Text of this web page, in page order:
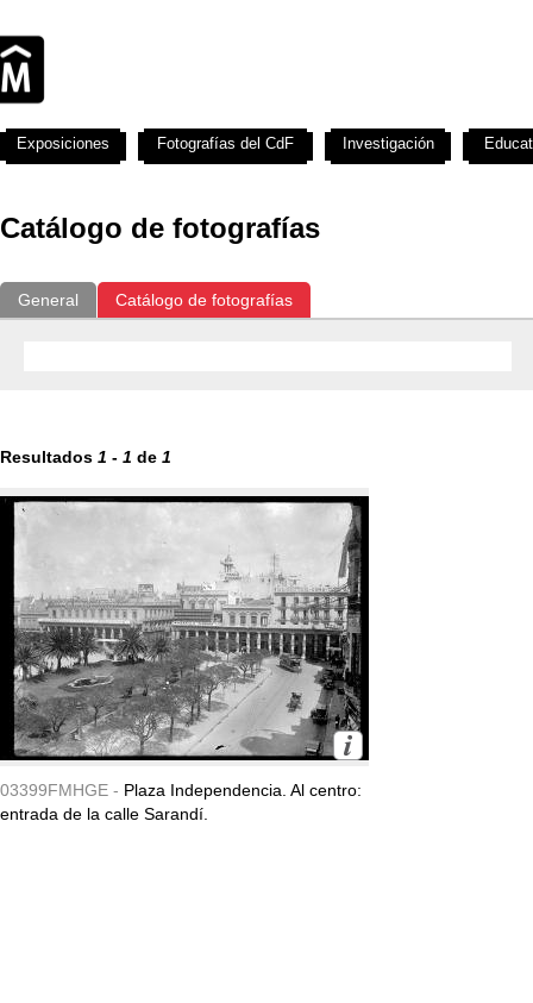
Catálogo de fotografías
General Catálogo de fotografías
Resultados 1 - 1 de 1
03399FMHGE - Plaza Independencia. Al centro:
entrada de la calle Sarandí.
Exposiciones Fotografías del CdF Investigación